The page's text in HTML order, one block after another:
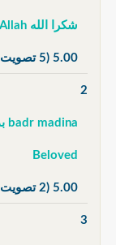
شكرا الله Thank You Allah
5.00 (5 تصويت)
2
badr madina بدر المدينة
Beloved
5.00 (2 تصويت)
3